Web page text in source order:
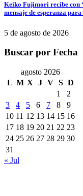
Keiko Fujimori recibe con
mensaje de esperanza
5 de agosto de 2026
Buscar por Fecha
agosto 2026
L M X J V S D
1
2
3
4 5 6 7 8
9
10 11 12 13 14 15 16
17 18 19 20 21 22 23
24 25 26 27 28 29 30
31
« Jul